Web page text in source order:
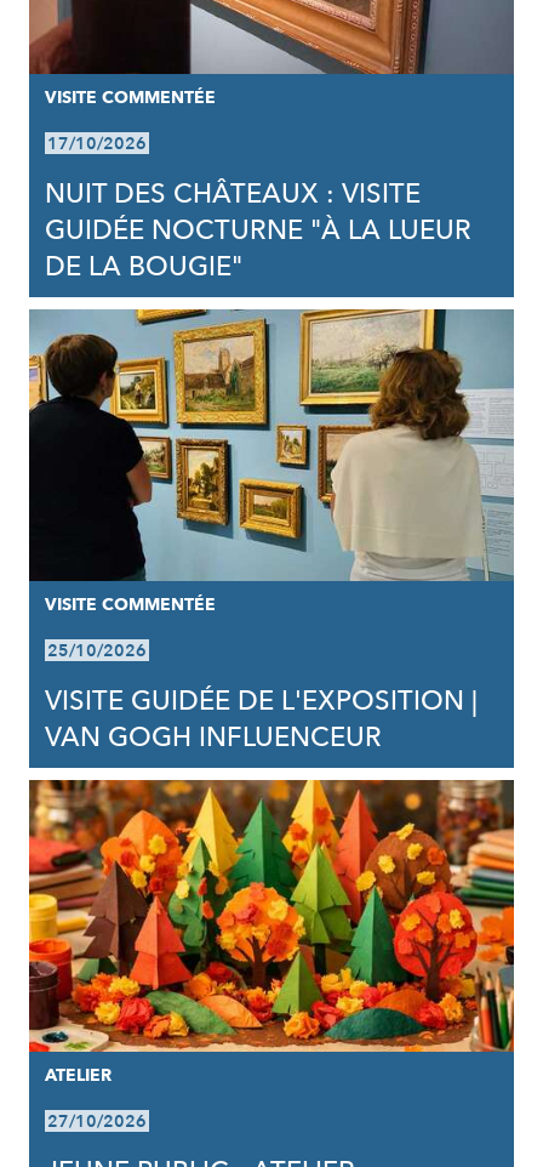
VISITE COMMENTÉE
17/10/2026
NUIT DES CHÂTEAUX : VISITE
GUIDÉE NOCTURNE "À LA LUEUR
DE LA BOUGIE"
VISITE COMMENTÉE
25/10/2026
VISITE GUIDÉE DE L'EXPOSITION |
VAN GOGH INFLUENCEUR
ATELIER
27/10/2026